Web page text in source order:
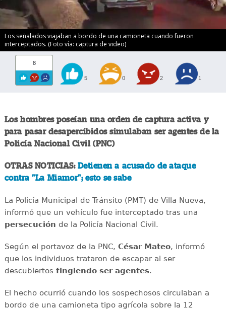
Los señalados viajaban a bordo de una camioneta cuando fueron
interceptados. (Foto vía: captura de video)
8
5 0 2 1
Los hombres poseían una orden de captura activa y
para pasar desapercibidos simulaban ser agentes de la
Policía Nacional Civil (PNC)
OTRAS NOTICIAS: Detienen a acusado de ataque
contra "La Miamor"; esto se sabe
La Policía Municipal de Tránsito (PMT) de Villa Nueva,
informó que un vehículo fue interceptado tras una
persecución de la Policía Nacional Civil.
Según el portavoz de la PNC, César Mateo, informó
que los individuos trataron de escapar al ser
descubiertos fingiendo ser agentes.
El hecho ocurrió cuando los sospechosos circulaban a
bordo de una camioneta tipo agrícola sobre la 12